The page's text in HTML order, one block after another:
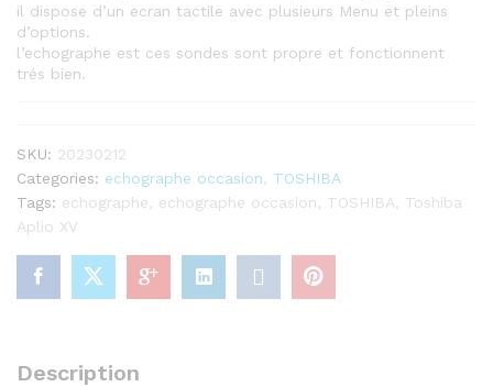
il dispose d’un ecran tactile avec plusieurs Menu et pleins
d’options.
l’echographe est ces sondes sont propre et fonctionnent
trés bien.
SKU: 20230212
Categories: echographe occasion
TOSHIBA
Tags: echographe echographe occasion TOSHIBA
Toshiba
Aplio XV
Description